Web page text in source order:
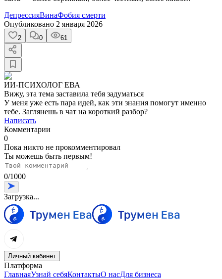
ДепрессияВинаФобия смерти
Опубликовано 2 января 2026
2 0 61
ИИ-ПСИХОЛОГ ЕВА
Вижу, эта тема заставила тебя задуматься
У меня уже есть пара идей, как эти знания помогут именно
тебе. Заглянешь в чат на короткий разбор?
Написать
Комментарии
0
Пока никто не прокомментировал
Ты можешь быть первым!
0/1000
Загрузка...
Личный кабинет
Платформа
ГлавнаяУзнай себяКонтактыО насДля бизнеса